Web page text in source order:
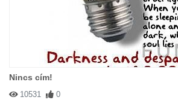
Nincs cím!
10531 0